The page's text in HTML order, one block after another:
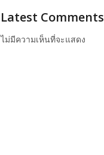
Latest Comments
ไม่มีความเห็นที่จะแสดง